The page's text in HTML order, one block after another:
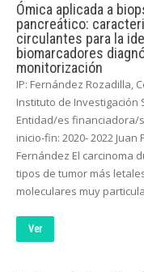
Ómica aplicada a
pancreático:
circulantes para la
biomarcadores
monitorización
IP: Fernández Rozadilla,
Instituto de Investigación
Entidad/es financiadora/
inicio-fin: 2020- 2022
Fernández El carcinoma
tipos de tumor más
moleculares muy
Ver